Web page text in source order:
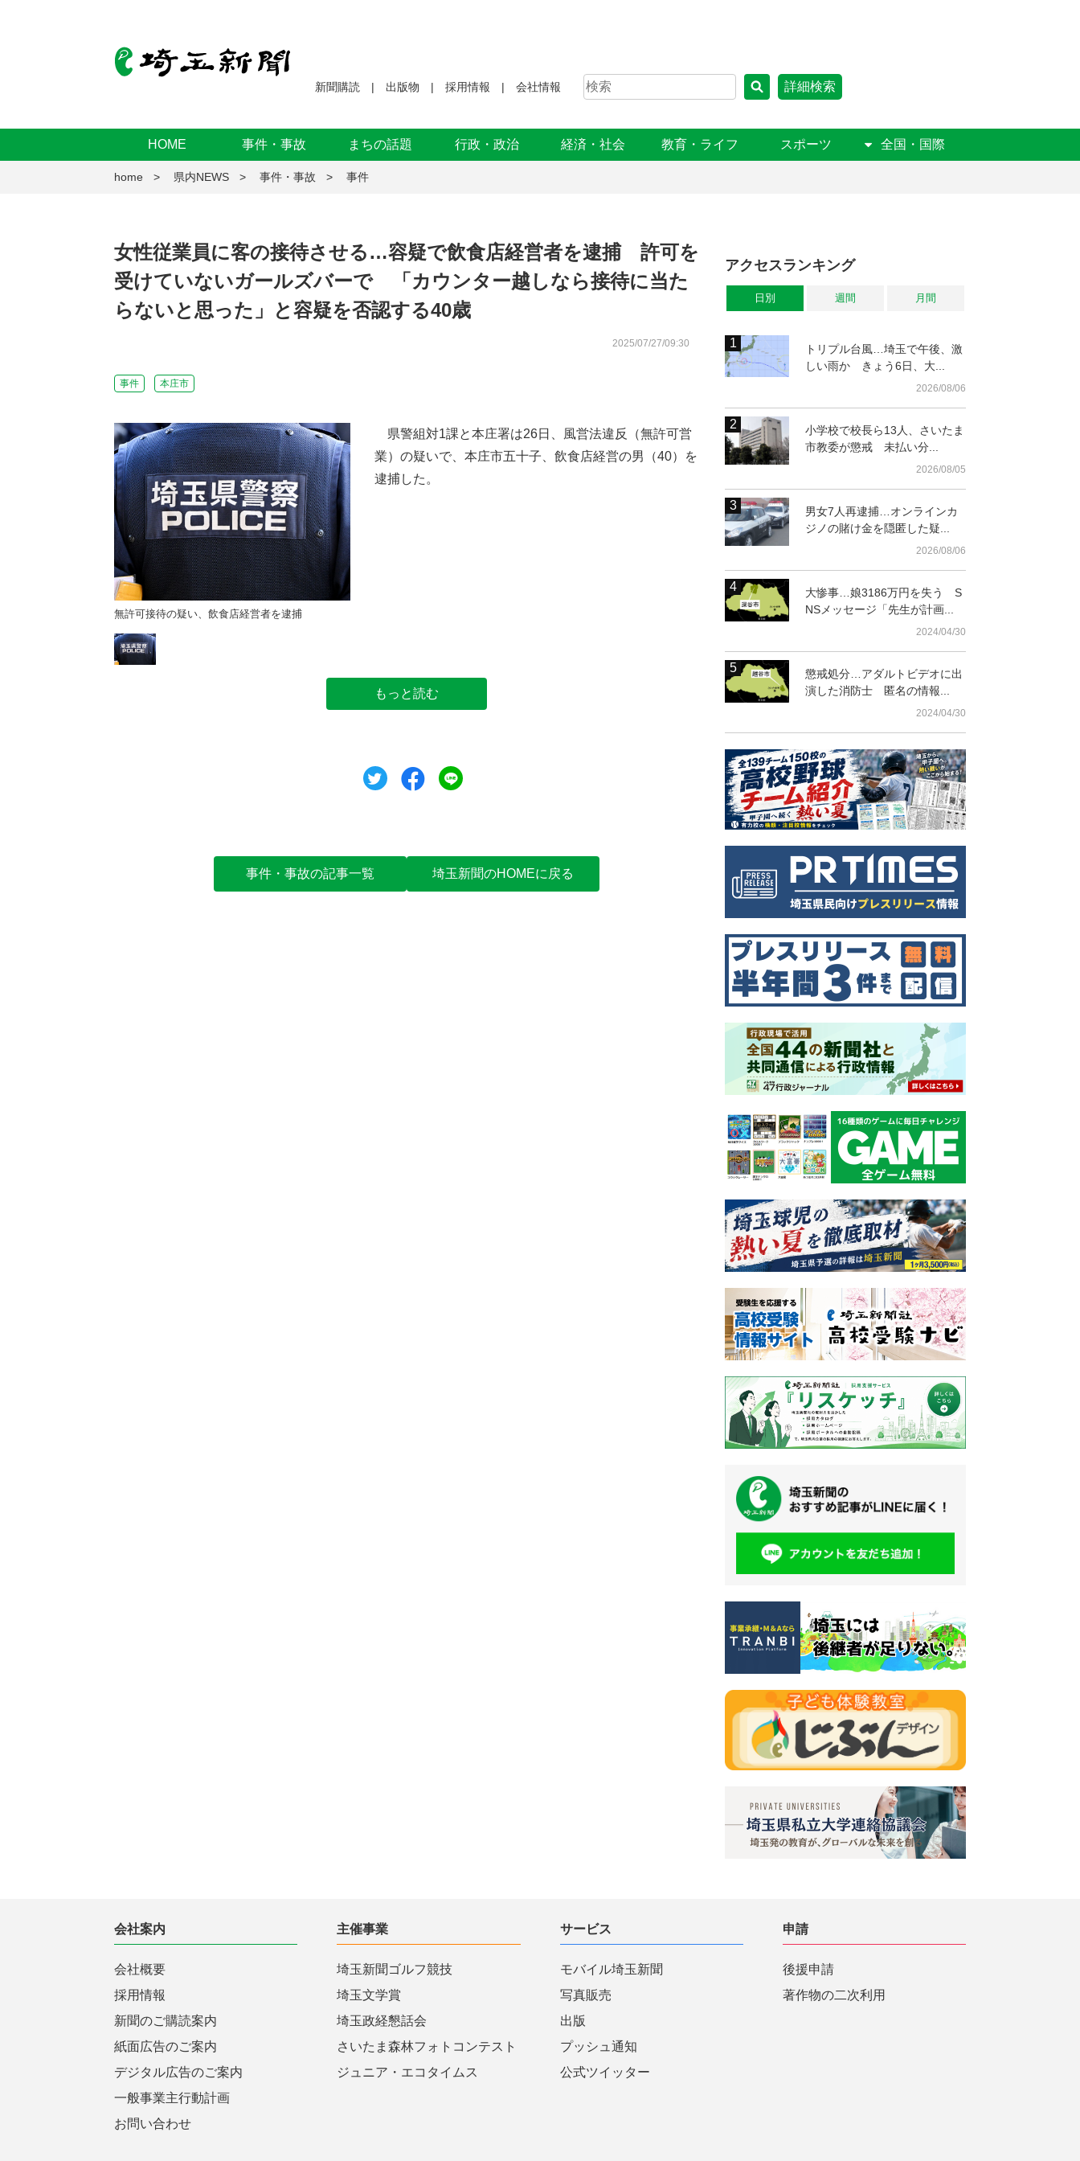
新聞購読 出版物 採用情報 会社情報 詳細検索
HOME 事件・事故 まちの話題 行政・政治 経済・社会 教育・ライフ スポーツ 全国・国際
home 県内NEWS 事件・事故 事件
女性従業員に客の接待させる…容疑で飲食店経営者を逮捕 許可を
受けていないガールズバーで 「カウンター越しなら接待に当た
らないと思った」と容疑を否認する40歳
2025/07/27/09:30
事件 本庄市
無許可接待の疑い、飲食店経営者を逮捕
県警組対1課と本庄署は26日、風営法違反（無許可営
業）の疑いで、本庄市五十子、飲食店経営の男（40）を
逮捕した。
もっと読む
ツイートシェア
事件・事故の記事一覧 埼玉新聞のHOMEに戻る
アクセスランキング
日別 週間 月間
トリプル台風…埼玉で午後、激
しい雨か きょう6日、大...
2026/08/06
小学校で校長ら13人、さいたま
市教委が懲戒 未払い分...
2026/08/05
男女7人再逮捕…オンラインカ
ジノの賭け金を隠匿した疑...
2026/08/06
大惨事…娘3186万円を失う S
NSメッセージ「先生が計画...
2024/04/30
懲戒処分…アダルトビデオに出
演した消防士 匿名の情報...
2024/04/30
会社案内
会社概要
採用情報
新聞のご購読案内
紙面広告のご案内
デジタル広告のご案内
一般事業主行動計画
お問い合わせ
主催事業
埼玉新聞ゴルフ競技
埼玉文学賞
埼玉政経懇話会
さいたま森林フォトコンテスト
ジュニア・エコタイムス
サービス
モバイル埼玉新聞
写真販売
出版
プッシュ通知
公式ツイッター
申請
後援申請
著作物の二次利用